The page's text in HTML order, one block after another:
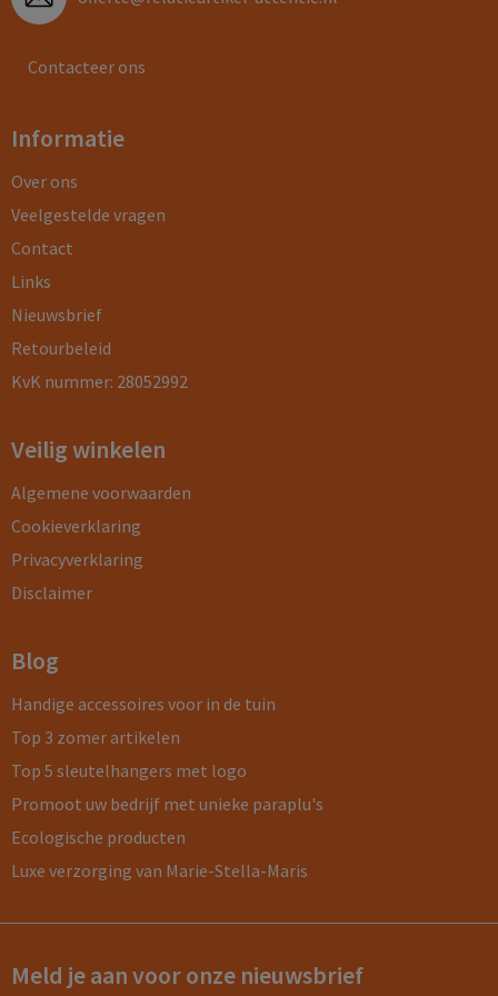
Contacteer ons
Informatie
Over ons
Veelgestelde vragen
Contact
Links
Nieuwsbrief
Retourbeleid
KvK nummer: 28052992
Veilig winkelen
Algemene voorwaarden
Cookieverklaring
Privacyverklaring
Disclaimer
Blog
Handige accessoires voor in de tuin
Top 3 zomer artikelen
Top 5 sleutelhangers met logo
Promoot uw bedrijf met unieke paraplu's
Ecologische producten
Luxe verzorging van Marie-Stella-Maris
Meld je aan voor onze nieuwsbrief